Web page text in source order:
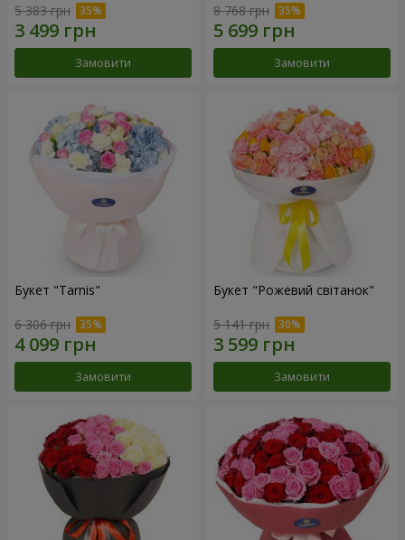
5 383 грн
Замовити
8 768 грн
Замовити
Букет "Tarnis"
6 306 грн
Замовити
Букет "Рожевий світанок"
5 141 грн
Замовити